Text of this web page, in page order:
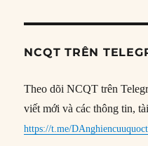
NCQT TRÊN
Theo dõi NCQT trên
viết mới và các thông tin,
https://t.me/